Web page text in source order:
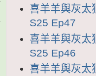
喜羊羊與灰太
S25 Ep47
喜羊羊與灰太
S25 Ep46
喜羊羊與灰太